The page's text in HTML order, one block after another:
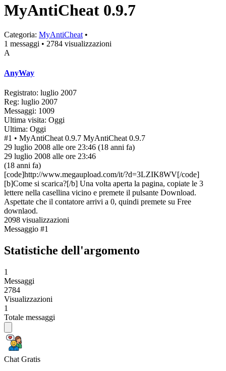
MyAntiCheat 0.9.7
Categoria: MyAntiCheat •
1 messaggi • 2784 visualizzazioni
A
AnyWay
Registrato: luglio 2007
Reg: luglio 2007
Messaggi: 1009
Ultima visita: Oggi
Ultima: Oggi
#1 • MyAntiCheat 0.9.7 MyAntiCheat 0.9.7
29 luglio 2008 alle ore 23:46 (18 anni fa)
29 luglio 2008 alle ore 23:46
(18 anni fa)
[code]http://www.megaupload.com/it/?d=3LZIK8WV[/code]
[b]Come si scarica?[/b] Una volta aperta la pagina, copiate le 3
lettere nella casellina vicino e premete il pulsante Download.
Aspettate che il contatore arrivi a 0, quindi premete su Free
downlaod.
2098 visualizzazioni
Messaggio #1
Statistiche dell'argomento
1
Messaggi
2784
Visualizzazioni
1
Totale messaggi
Chat Gratis